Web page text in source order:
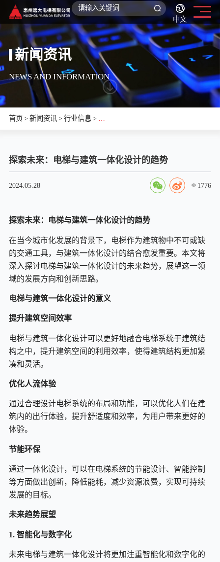
中文
新闻资讯
NEWS AND INFORMATION
首页 > 新闻资讯> 行业信息 >
未
与
筑
体
计
势
探索未来：电梯与建筑一体化设计的趋势
2024.05.28 1776
探索未来： 电梯与建筑一体化设计的趋势
在当今城市化发展的背景下，电梯作为建筑物中不可或缺
的交通工具，与建筑一体化设计的结合愈发重要。本文将
深入探讨电梯与建筑一体化设计的未来趋势，展望这一领
域的发展方向和创新思路。
电梯与建筑一体化设计的意义
提升建筑空间效率
电梯与建筑一体化设计可以更好地融合电梯系统于建筑结
构之中，提升建筑空间的利用效率，使得建筑结构更加紧
凑和灵活。
优化人流体验
通过合理设计电梯系统的布局和功能，可以优化人们在建
筑内的出行体验，提升舒适度和效率，为用户带来更好的
体验。
节能环保
通过一体化设计，可以在电梯系统的节能设计、智能控制
等方面做出创新，降低能耗，减少资源浪费，实现可持续
发展的目标。
未来趋势展望
1. 智能化与数字化
未来电梯与建筑一体化设计将更加注重智能化和数字化的